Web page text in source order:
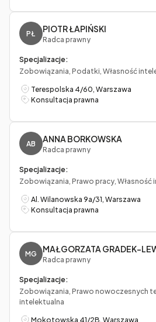
PŁ PIOTR ŁAPIŃSKI
Radca prawny
Specjalizacje:
Zobowiązania, Podatki, Własność
Terespolska 4/60, Warszawa
Konsultacja prawna
AB ANNA BORKOWSKA
Radca prawny
Specjalizacje:
Zobowiązania, Prawo pracy, Własność
Al. Wilanowska 9a/31, Warszawa
Konsultacja prawna
MG MAŁGORZATA GRADEK-
Radca prawny
Specjalizacje:
Zobowiązania, Prawo nowoczesnych
intelektualna
Mokotowska 41/2B, Warszawa